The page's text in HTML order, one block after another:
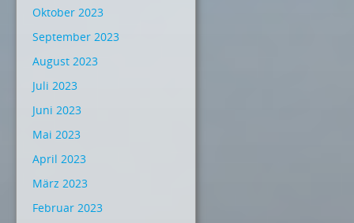
Oktober 2023
September 2023
August 2023
Juli 2023
Juni 2023
Mai 2023
April 2023
März 2023
Februar 2023